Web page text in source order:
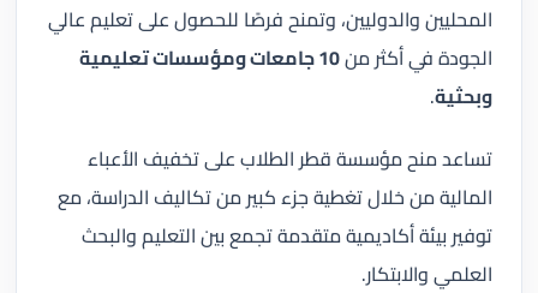
المحليين والدوليين، وتمنح فرصًا للحصول على تعليم عالي
الجودة في أكثر من
10 جامعات ومؤسسات تعليمية
وبحثية.
تساعد منح مؤسسة قطر الطلاب على تخفيف الأعباء
المالية من خلال تغطية جزء كبير من تكاليف الدراسة، مع
توفير بيئة أكاديمية متقدمة تجمع بين التعليم والبحث
العلمي والابتكار.